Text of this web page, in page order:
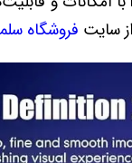
سایت فروشگاه